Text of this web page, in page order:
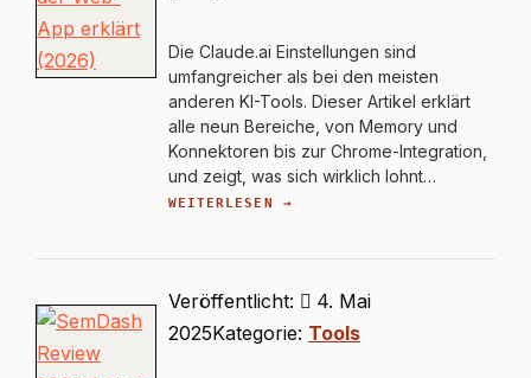
Die Claude.ai Einstellungen sind
umfangreicher als bei den meisten
anderen KI-Tools. Dieser Artikel erklärt
alle neun Bereiche, von Memory und
Konnektoren bis zur Chrome-Integration,
und zeigt, was sich wirklich lohnt…
WEITERLESEN →
Veröffentlicht:
4. Mai
2025Kategorie: Tools